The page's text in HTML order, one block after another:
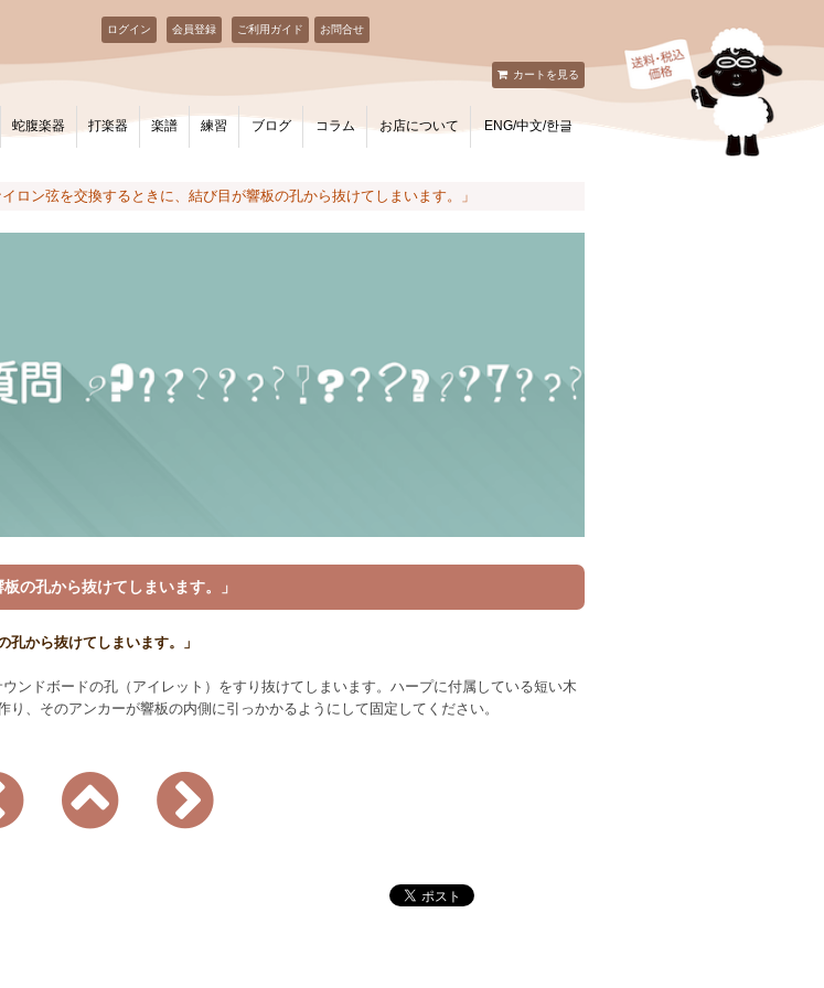
カートを見る
ログイン 会員登録 ご利用ガイド お問合せ
蛇腹楽器 打楽器 楽譜 練習 ブログ コラム お店について ENG/中文/한글
イロン弦を交換するときに、結び目が響板の孔から抜けてしまいます。」
の孔から抜けてしまいます。」
から抜けてしまいます。」
ンドボードの孔（アイレット）をすり抜けてしまいます。ハープに付属している短い木
、そのアンカーが響板の内側に引っかかるようにして固定してください。